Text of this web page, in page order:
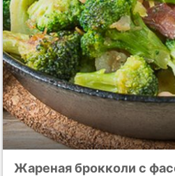
Жареная брокколи с